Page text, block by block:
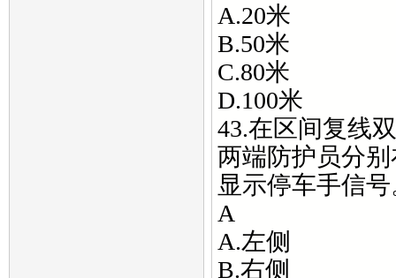
A.20米
B.50米
C.80米
D.100米
43.在区间复线
两端防护员分
显示停车手信号
A
A.左侧
B.右侧